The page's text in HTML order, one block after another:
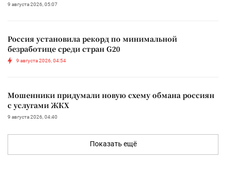
9 августа 2026, 05:07
Россия установила рекорд по минимальной
безработице среди стран G20
9 августа 2026, 04:54
Мошенники придумали новую схему обмана россиян
с услугами ЖКХ
9 августа 2026, 04:40
Показать ещё